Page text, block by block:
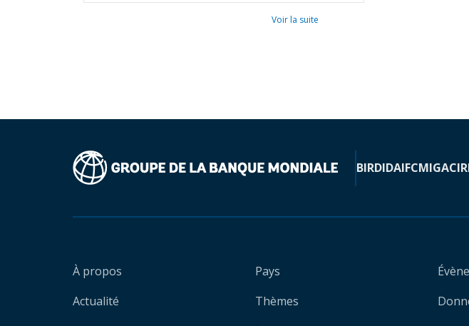
Voir la suite
BIRDIDAIFCMIGA
À propos
Actualité
Pays
Thèmes